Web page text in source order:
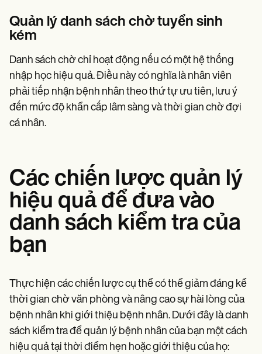
Quản lý danh sách chờ tuyển sinh
kém
Danh sách chờ chỉ hoạt động nếu có một hệ thống
nhập học hiệu quả. Điều này có nghĩa là nhân viên
phải tiếp nhận bệnh nhân theo thứ tự ưu tiên, lưu ý
đến mức độ khẩn cấp lâm sàng và thời gian chờ đợi
cá nhân.
Các chiến lược quản lý
hiệu quả để đưa vào
danh sách kiểm tra của
bạn
Thực hiện các chiến lược cụ thể có thể giảm đáng kể
thời gian chờ văn phòng và nâng cao sự hài lòng của
bệnh nhân khi giới thiệu bệnh nhân. Dưới đây là danh
sách kiểm tra để quản lý bệnh nhân của bạn một cách
hiệu quả tại thời điểm hẹn hoặc giới thiệu của họ: